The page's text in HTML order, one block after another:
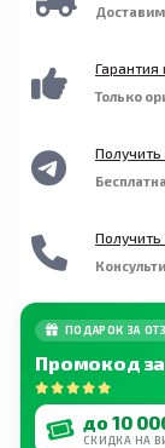
Доставим
Гарантия
Только
ПОДАРОК ЗА
Промокод
до 10
СКИДКА НА